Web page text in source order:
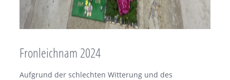
Fronleichnam 2024
Aufgrund der schlechten Witterung und des